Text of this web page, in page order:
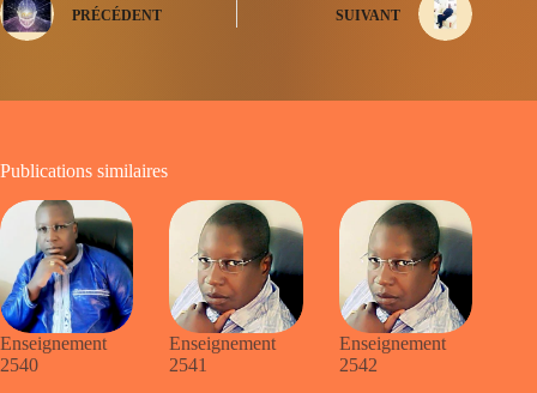
PRÉCÉDENT SUIVANT
Publications similaires
Enseignement
2540
Enseignement
2541
Enseignement
2542